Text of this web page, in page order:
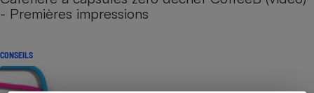
- Premières impressions
CONSEILS